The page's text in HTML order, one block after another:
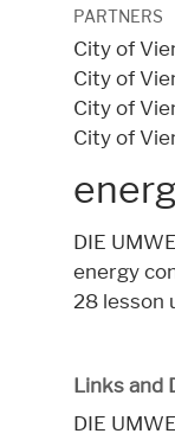
PARTNERS
City of
City of
City of
City of
DIE
energy
28 lesson
Links and
DIE